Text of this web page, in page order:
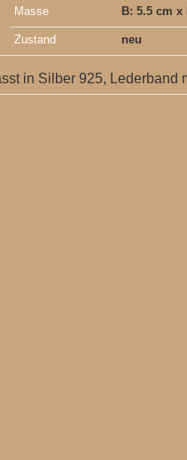
Masse B: 5.5 cm x
Zustand neu
in Silber 925, Lederband